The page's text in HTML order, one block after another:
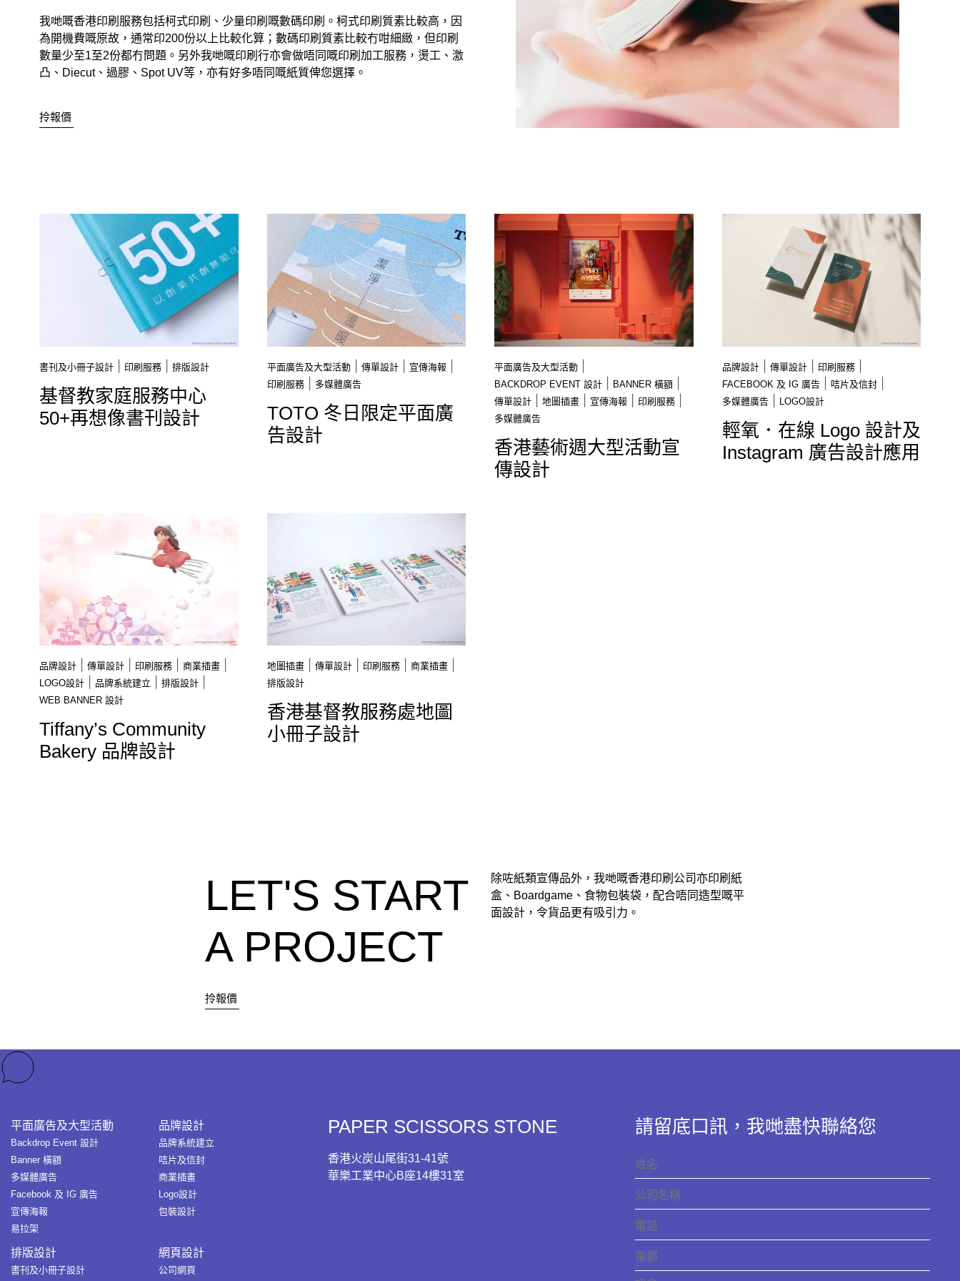
我哋嘅香港印刷服務包括柯式印刷、少量印刷嘅數碼印刷。柯式印刷質素比較高，因
為開機費嘅原故，通常印200份以上比較化算；數碼印刷質素比較冇咁細緻，但印刷
數量少至1至2份都冇問題。另外我哋嘅印刷行亦會做唔同嘅印刷加工服務，燙工、激
凸、Diecut、過膠、Spot UV等，亦有好多唔同嘅紙質俾您選擇。
拎報價
書刊及小冊子設計 印刷服務 排版設計
基督教家庭服務中心
50+再想像書刊設計
平面廣告及大型活動| 傳單設計| 宣傳海報
印刷服務| 多媒體廣告
TOTO 冬日限定平面廣
告設計
平面廣告及大型活動
BACKDROP EVENT 設計 BANNER 橫額
傳單設計 地圖插畫 宣傳海報 印刷服務
多媒體廣告
香港藝術週大型活動宣
傳設計
品牌設計| 傳單設計| 印刷服務|
FACEBOOK 及 IG 廣告| 咭片及信封|
多媒體廣告| LOGO設計
輕氧．在線 Logo 設計及
Instagram 廣告設計應用
品牌設計 傳單設計 印刷服務 商業插畫
LOGO設計 品牌系統建立 排版設計
WEB BANNER 設計
Tiffany’s Community
Bakery 品牌設計
地圖插畫| 傳單設計| 印刷服務| 商業插畫|
排版設計
香港基督教服務處地圖
小冊子設計
LET'S START
A PROJECT
拎報價
除咗紙類宣傳品外，我哋嘅香港印刷公司亦印刷紙
盒、Boardgame、食物包裝袋，配合唔同造型嘅平
面設計，令貨品更有吸引力。
平面廣告及大型活動
Backdrop Event 設計
Banner 橫額
多媒體廣告
Facebook 及 IG 廣告
宣傳海報
易拉架
品牌設計
品牌系統建立
咭片及信封
商業插畫
Logo設計
包裝設計
排版設計
書刊及小冊子設計
網頁設計
公司網頁
PAPER SCISSORS STONE
香港火炭山尾街31-41號
華樂工業中心B座14樓31室
請留底口訊，我哋盡快聯絡您